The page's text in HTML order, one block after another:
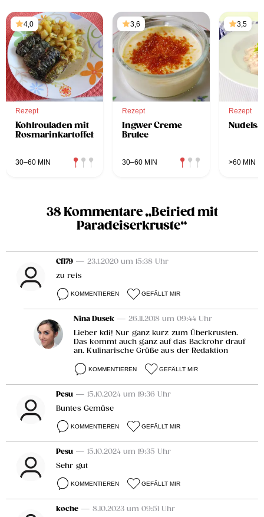
4,0
Rezept
Kohlrouladen mit
Rosmarinkartoffeln
30–60 MIN
3,6
Rezept
Ingwer Creme
Brulee
30–60 MIN
3,5
Rezept
>60 MIN
38 Kommentare „Beiried mit
Paradeiserkruste“
Cfl79 — 23.1.2020 um 15:38 Uhr
zu reis
KOMMENTIEREN GEFÄLLT MIR
Nina Dusek — 26.11.2018 um 09:44 Uhr
Lieber kdi! Nur ganz kurz zum Überkrusten.
Das kommt auch ganz auf das Backrohr drauf
an. Kulinarische Grüße aus der Redaktion
KOMMENTIEREN GEFÄLLT MIR
Pesu — 15.10.2024 um 19:36 Uhr
Buntes Gemüse
KOMMENTIEREN GEFÄLLT MIR
Pesu — 15.10.2024 um 19:35 Uhr
Sehr gut
KOMMENTIEREN GEFÄLLT MIR
koche — 8.10.2023 um 09:51 Uhr